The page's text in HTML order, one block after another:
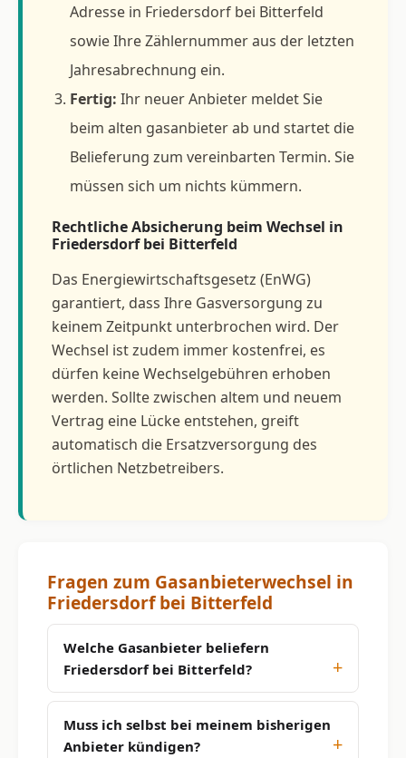
Adresse in Friedersdorf bei Bitterfeld
sowie Ihre Zählernummer aus der letzten
Jahresabrechnung ein.
Fertig: Ihr neuer Anbieter meldet Sie
beim alten gasanbieter ab und startet die
Belieferung zum vereinbarten Termin. Sie
müssen sich um nichts kümmern.
Rechtliche Absicherung beim Wechsel in
Friedersdorf bei Bitterfeld
Das Energiewirtschaftsgesetz (EnWG)
garantiert, dass Ihre Gasversorgung zu
keinem Zeitpunkt unterbrochen wird. Der
Wechsel ist zudem immer kostenfrei, es
dürfen keine Wechselgebühren erhoben
werden. Sollte zwischen altem und neuem
Vertrag eine Lücke entstehen, greift
automatisch die Ersatzversorgung des
örtlichen Netzbetreibers.
Fragen zum Gasanbieterwechsel in
Friedersdorf bei Bitterfeld
Welche Gasanbieter beliefern
Friedersdorf bei Bitterfeld?
Muss ich selbst bei meinem bisherigen
Anbieter kündigen?